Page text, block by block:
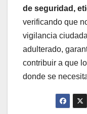
de seguridad,
verificando que
vigilancia
adulterado,
contribuir a que
donde se